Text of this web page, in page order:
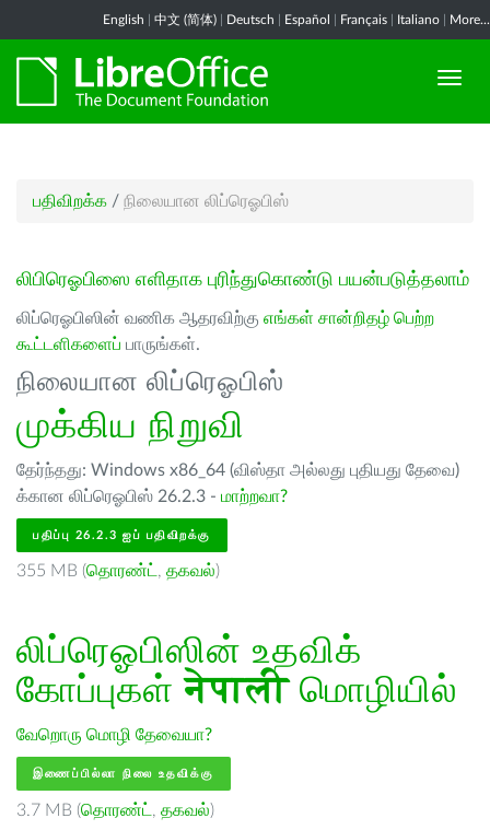
English 中文 (简体) Deutsch Español Français Italiano More...
பதிவிறக்க / நிலையான லிப்ரெஓபிஸ்
லிபிரெஓபிஸை எளிதாக புரிந்துகொண்டு பயன்படுத்தலாம்
லிப்ரெஓபிஸின் வணிக ஆதரவிற்கு எங்கள் சான்றிதழ் பெற்ற
கூட்டளிகளைப் பாருங்கள்.
நிலையான லிப்ரெஓபிஸ்
முக்கிய நிறுவி
தேர்ந்தது: Windows x86_64 (விஸ்தா அல்லது புதியது தேவை)
க்கான லிப்ரெஓபிஸ் 26.2.3 - மாற்றவா?
பதிப்பு 26.2.3 ஐப் பதிவிறக்கு
355 MB (தொரண்ட் , தகவல்)
லிப்ரெஓபிஸின் உதவிக்
கோப்புகள்नेपालीமொழியில்
வேறொரு மொழி தேவையா?
இணைப்பில்லா நிலை உதவிக்கு
3.7 MB (தொரண்ட் , தகவல்)